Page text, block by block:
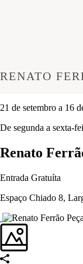
RENATO
21 de setembro a 16
De segunda a sexta-
Renato
Entrada Gratuíta
Espaço Chiado 8,